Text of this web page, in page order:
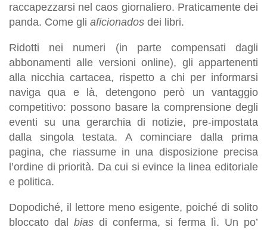
raccapezzarsi nel caos giornaliero. Praticamente dei
panda. Come gli aficionados dei libri.
Ridotti nei numeri (in parte compensati dagli
abbonamenti alle versioni online), gli appartenenti
alla nicchia cartacea, rispetto a chi per informarsi
naviga qua e là, detengono però un vantaggio
competitivo: possono basare la comprensione degli
eventi su una gerarchia di notizie, pre-impostata
dalla singola testata. A cominciare dalla prima
pagina, che riassume in una disposizione precisa
l’ordine di priorità. Da cui si evince la linea editoriale
e politica.
Dopodiché, il lettore meno esigente, poiché di solito
bloccato dal biasdi conferma, si ferma lì. Un po’